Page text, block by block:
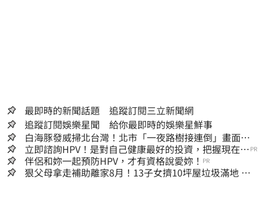
最即時的新聞話題 追蹤訂閱三立新聞網
追蹤訂閱娛樂星聞 給你最即時的娛樂星鮮事
白海豚發威掃北台灣！北市「一夜路樹接連倒」畫面
曝 15米巨樹躺路中央
立即諮詢HPV！是對自己健康最好的投資，把握現在不
嫌晚！
PR
伴侶和妳一起預防HPV，才有資格說愛妳！ PR
狠父母拿走補助離家8月！13子女擠10坪屋垃圾滿地 驚